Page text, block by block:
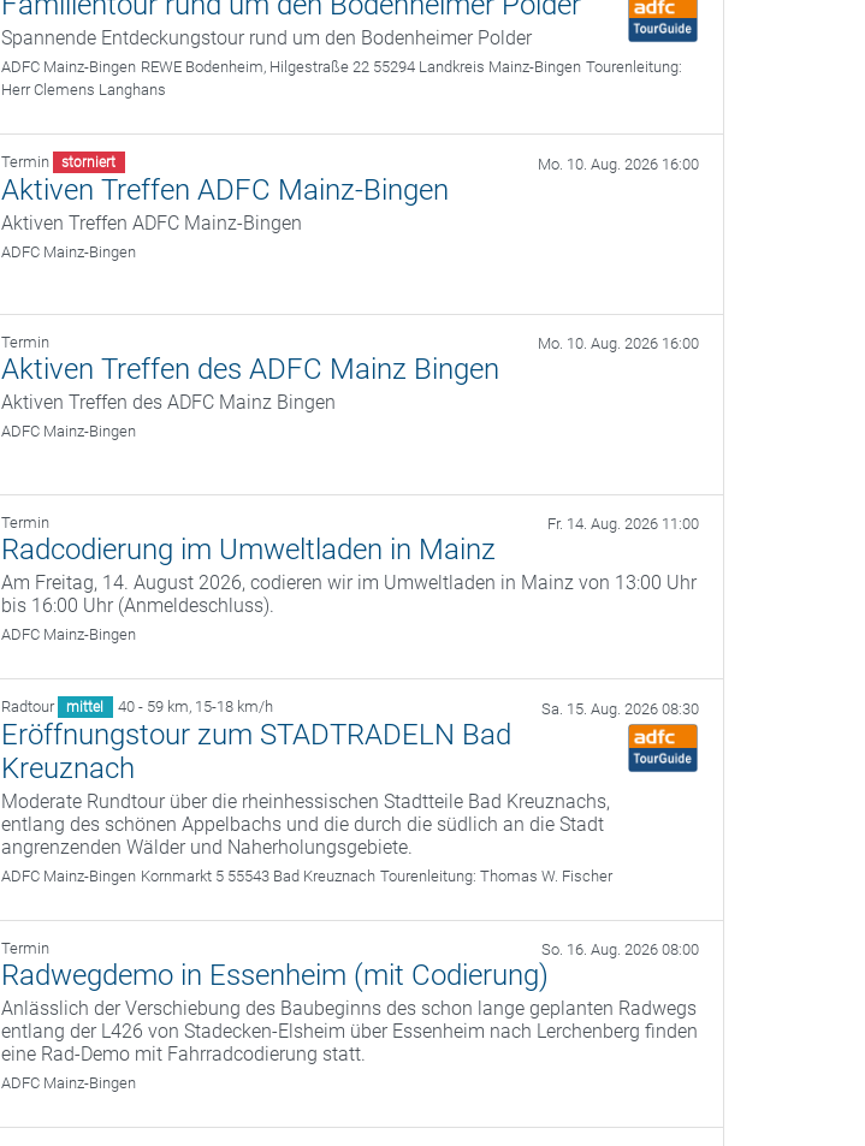
Spannende Entdeckungstour rund um den Bodenheimer Polder
ADFC Mainz-Bingen REWE Bodenheim, Hilgestraße 22 55294 Landkreis Mainz-Bingen Tourenleitung:
Herr Clemens Langhans
Termin storniert Mo. 10. Aug. 2026 16:00
Aktiven Treffen ADFC Mainz-Bingen
Aktiven Treffen ADFC Mainz-Bingen
ADFC Mainz-Bingen
Termin Mo. 10. Aug. 2026 16:00
Aktiven Treffen des ADFC Mainz Bingen
Aktiven Treffen des ADFC Mainz Bingen
ADFC Mainz-Bingen
Termin Fr. 14. Aug. 2026 11:00
Radcodierung im Umweltladen in Mainz
Am Freitag, 14. August 2026, codieren wir im Umweltladen in Mainz von 13:00 Uhr
bis 16:00 Uhr (Anmeldeschluss).
ADFC Mainz-Bingen
Radtour mittel 40 - 59 km, 15-18 km/h Sa. 15. Aug. 2026 08:30
Eröffnungstour zum STADTRADELN Bad
Kreuznach
Moderate Rundtour über die rheinhessischen Stadtteile Bad Kreuznachs,
entlang des schönen Appelbachs und die durch die südlich an die Stadt
angrenzenden Wälder und Naherholungsgebiete.
ADFC Mainz-Bingen Kornmarkt 5 55543 Bad Kreuznach Tourenleitung:Thomas W. Fischer
Termin So. 16. Aug. 2026 08:00
Radwegdemo in Essenheim (mit Codierung)
Anlässlich der Verschiebung des Baubeginns des schon lange geplanten Radwegs
entlang der L426 von Stadecken-Elsheim über Essenheim nach Lerchenberg finden
eine Rad-Demo mit Fahrradcodierung statt.
ADFC Mainz-Bingen